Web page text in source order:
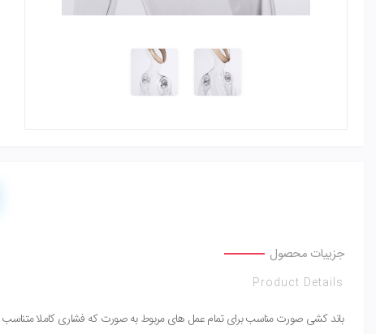
جزییات محصول
Product Details
باند کشی صورت مناسب برای تمام عمل های مربوط به صورت که فشاری کاملا